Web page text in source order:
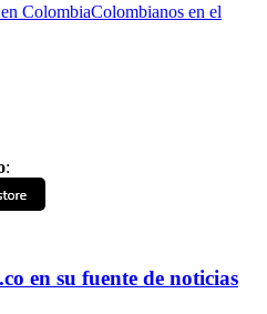
ColombiaColombianos en el
:
en su fuente de noticias